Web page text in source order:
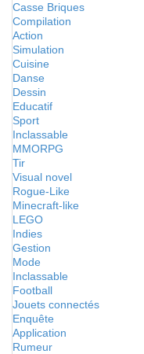
Casse Briques
Compilation
Action
Simulation
Cuisine
Danse
Dessin
Educatif
Sport
Inclassable
MMORPG
Tir
Visual novel
Rogue-Like
Minecraft-like
LEGO
Indies
Gestion
Mode
Inclassable
Football
Jouets connectés
Enquête
Application
Rumeur